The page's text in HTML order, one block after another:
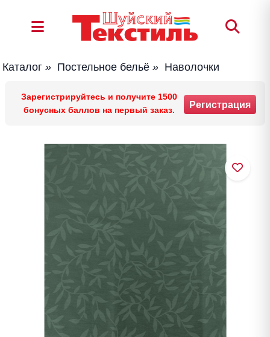
Каталог » Постельное бельё » Наволочки
Зарегистрируйтесь и получите 1500
бонусных баллов на первый заказ.
Регистрация